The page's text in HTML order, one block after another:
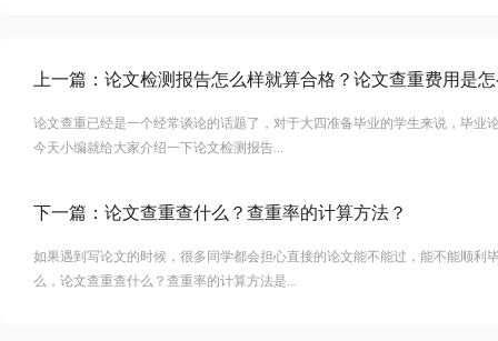
上一篇： 论文检测报告怎么样就算合格？论文查重费用是
论文查重已经是一个经常谈论的话题了，对于大四准备毕业的学生来说，毕业
今天小编就给大家介绍一下论文检测报告...
下一篇： 论文查重查什么？查重率的计算方法？
如果遇到写论文的时候，很多同学都会担心直接的论文能不能过，能不能顺利
么，论文查重查什么？查重率的计算方法是...